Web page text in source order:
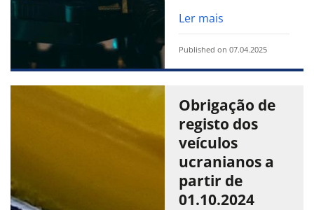
Ler mais
Published on 07.04.2025
Obrigação de
registo dos
veículos
ucranianos a
partir de
01.10.2024